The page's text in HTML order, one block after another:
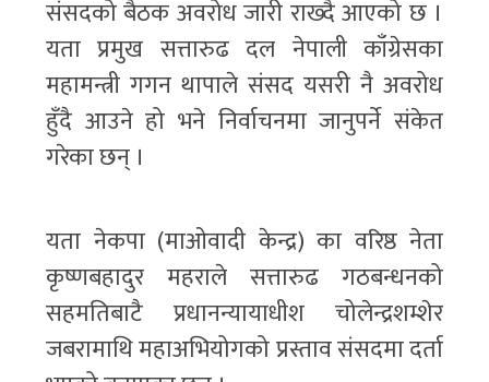
संसदको बैठक अवरोध जारी राख्दै आएको छ ।
यता प्रमुख सत्तारुढ दल नेपाली काँग्रेसका
महामन्त्री गगन थापाले संसद यसरी नै अवरोध
हुँदै आउने हो भने निर्वाचनमा जानुपर्ने संकेत
गरेका छन् ।
यता नेकपा (माओवादी केन्द्र) का वरिष्ठ नेता
कृष्णबहादुर महराले सत्तारुढ गठबन्धनको
सहमतिबाटै प्रधानन्यायाधीश चोलेन्द्रशम्शेर
जबरामाथि महाअभियोगको प्रस्ताव संसदमा दर्ता